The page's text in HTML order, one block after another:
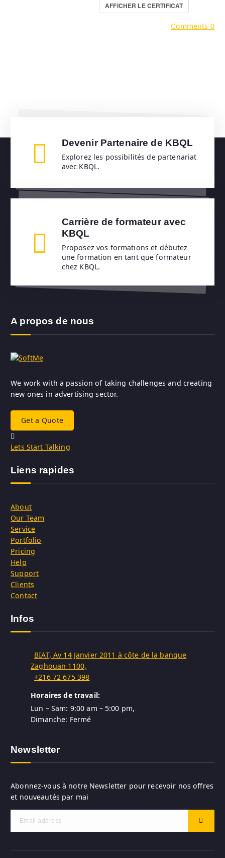
AFFICHER LE CERTIFICAT
Comments 0
Devenir Partenaire de KBQL
Explorez les possibilités de partenariat
avec KBQL.
Carrière de formateur avec
KBQL
Proposez vos formations et débutez
une formation en tant que formateur
chez KBQL.
A propos de nous
We work with a passion of taking challenges and creating
new ones in advertising sector.
Get a Quote
Lets Start Talking
Liens rapides
About
Our Team
Service
Portfolio
Pricing
Help
Support
Clients
Contact
Infos
BIAT, Av 14 Janvier 2011 à côte de la banque
Zaghouan 1100,
+216 72 675 398
Horaires de travail:
Lun – Sam: 9:00 am – 5:00 pm,
Dimanche: Fermé
Newsletter
Abonnez-vous à notre Newsletter pour recevoir nos offres
et nouveautés par mai